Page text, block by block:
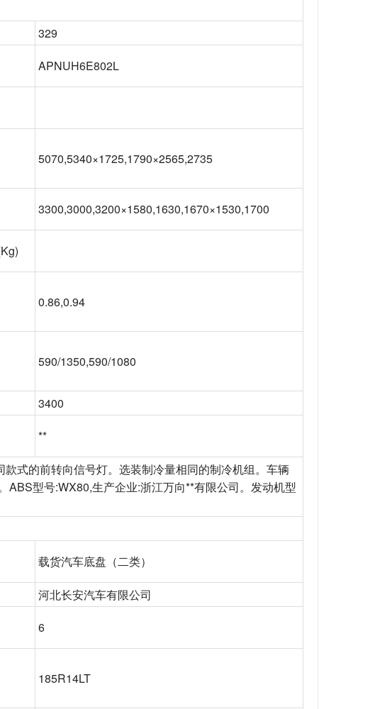
329
APNUH6E802L
5070,5340×1725,1790×2565,2735
3300,3000,3200×1580,1630,1670×1530,1700
0.86,0.94
590/1350,590/1080
3400
**
式的前转向信号灯。选装制冷量相同的制冷机组。车辆
ABS型号:WX80,生产企业:浙江万向**有限公司。发动机型
载货汽车底盘（二类）
河北长安汽车有限公司
6
185R14LT